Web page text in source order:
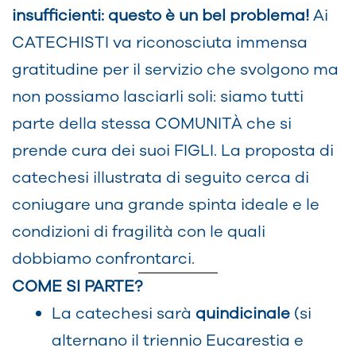
insufficienti: questo è un bel problema!Ai
CATECHISTI va riconosciuta immensa
gratitudine per il servizio che svolgono ma
non possiamo lasciarli soli: siamo tutti
parte della stessa COMUNITÀ che si
prende cura dei suoi FIGLI. La proposta di
catechesi illustrata di seguito cerca di
coniugare una grande spinta ideale e le
condizioni di fragilità con le quali
dobbiamo confrontarci.
COME SI PARTE?
La catechesi sarà quindicinale (si
alternano il triennio Eucarestia e